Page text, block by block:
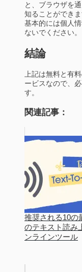
と、ブラウザを
知ることができ
基本的には個人
ないでください。
結論
上記は無料と有
ービスなので、
す。
関連記事：
推奨される10の
のテキスト読み
ンラインツール